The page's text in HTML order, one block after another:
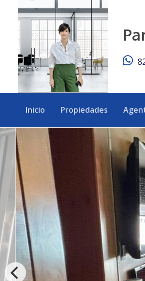
Inicio Propiedades
Apartamento de Lujo en Santo